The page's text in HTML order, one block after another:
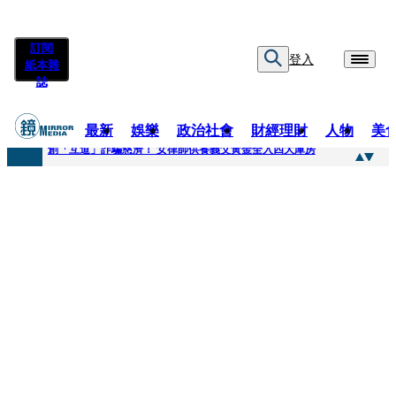
訂閱
紙本雜
誌
登入
最新 娛樂 政治社會 財經理財 人物 美
快訊
創「互道」詐騙慈濟！ 女律師供養義父黃金全入四大庫房